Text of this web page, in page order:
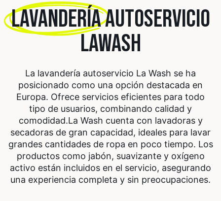
LAVANDERÍAAUTOSERVICIO
LAWASH
La lavandería autoservicio La Wash se ha
posicionado como una opción destacada en
Europa. Ofrece servicios eficientes para todo
tipo de usuarios, combinando calidad y
comodidad.La Wash cuenta con lavadoras y
secadoras de gran capacidad, ideales para lavar
grandes cantidades de ropa en poco tiempo. Los
productos como jabón, suavizante y oxígeno
activo están incluidos en el servicio, asegurando
una experiencia completa y sin preocupaciones.